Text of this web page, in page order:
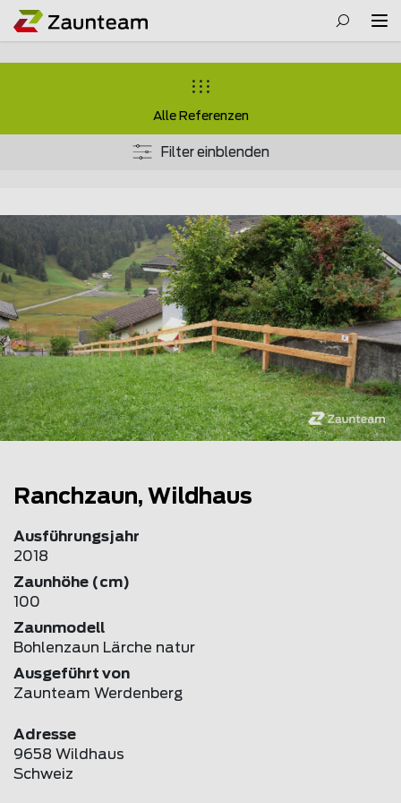
Alle Referenzen
Filter einblenden
Ranchzaun, Wildhaus
Ausführungsjahr
2018
Zaunhöhe (cm)
100
Zaunmodell
Bohlenzaun Lärche natur
Ausgeführt von
Zaunteam Werdenberg
Adresse
9658 Wildhaus
Schweiz